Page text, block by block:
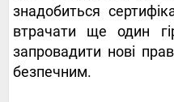
знадобиться
втрачати ще один
запровадити нові
безпечним.